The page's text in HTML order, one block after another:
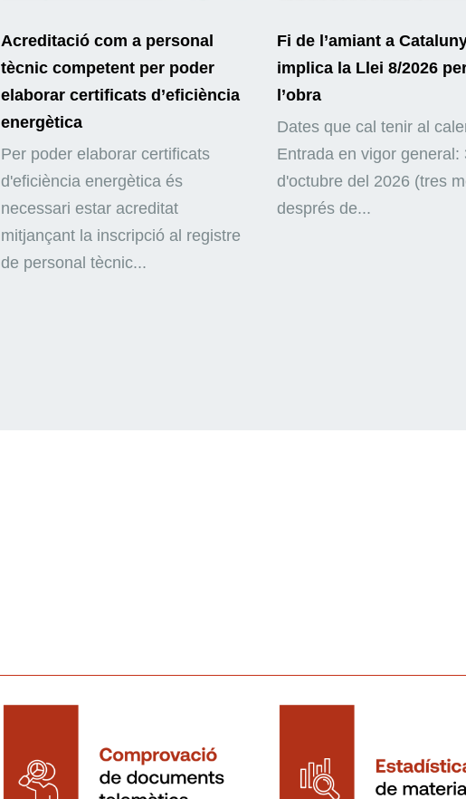
Acreditació com a personal
tècnic competent per poder
elaborar certificats d’eficiència
energètica
Per poder elaborar certificats
d'eficiència energètica és
necessari estar acreditat
mitjançant la inscripció al registre
de personal tècnic...
Fi de l’amiant a
implica la Llei 8/2026
l’obra
Dates que cal tenir al
Entrada en vigor general:
d'octubre del 2026 (tres
després de...